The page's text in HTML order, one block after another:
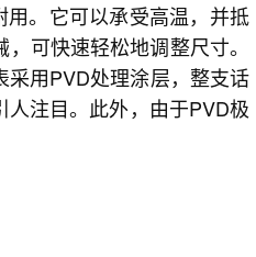
。它可以承受高温，并抵
可快速轻松地调整尺寸。
用PVD处理涂层，整支话
注目。此外，由于PVD极